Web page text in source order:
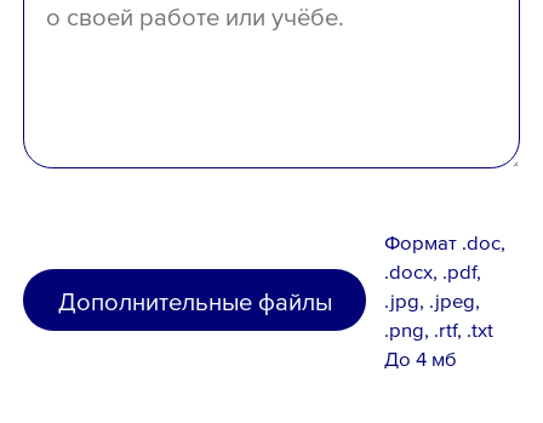
Дополнительные файлы
Формат .doc,
.docx, .pdf,
.jpg, .jpeg,
.png, .rtf, .txt
До 4 мб